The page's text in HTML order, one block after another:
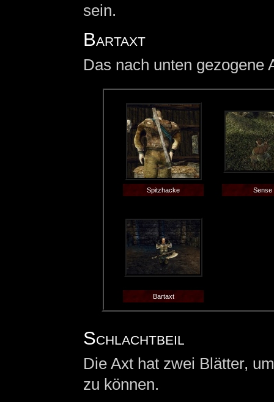
sein.
Bartaxt
Das nach unten gezogene
Spitzhacke Sense
Bartaxt
Schlachtbeil
Die Axt hat zwei Blätter,
zu können.